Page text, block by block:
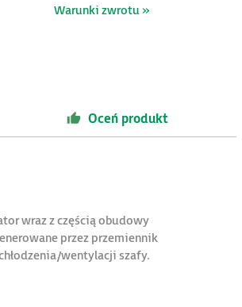
Warunki zwrotu »
Oceń produkt
wraz z częścią obudowy
przez przemiennik
wentylacji szafy.